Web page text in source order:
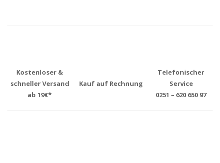
Kostenloser &
schneller Versand
ab 19€*
Kauf auf Rechnung
Telefonischer
Service
0251 – 620 650 97